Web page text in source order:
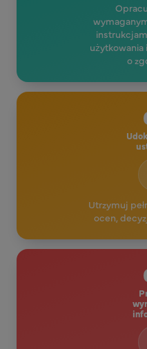
o
Utrzymuj
ocen,